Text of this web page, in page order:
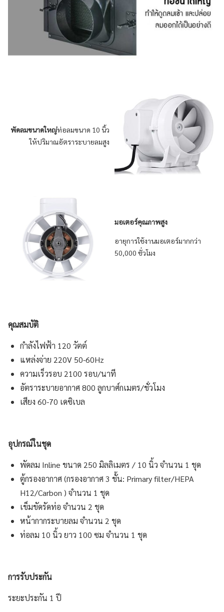
พัดลมขนาดใหญ่ท่อลมขนาด 10 นิ้ว
ให้ปริมาณอัตราระบายลมสูง
มอเตอร์คุณภาพสูง
อายุการใช้งานมอเตอร์มากกว่า
50,000 ชั่วโมง
คุณสมบัติ
กำลังไฟฟ้า 120 วัตต์
แหล่งจ่าย 220V 50-60Hz
ความเร็วรอบ 2100 รอบ/นาที
อัตราระบายอากาศ 800 ลูกบาศ์กเมตร/ชั่วโมง
เสียง 60-70 เดซิเบล
อุปกรณ์ในชุด
พัดลม Inline ขนาด 250 มิลลิเมตร / 10 นิ้ว จำนวน 1 ชุด
ตู้กรองอากาศ (กรองอากาศ 3 ชั้น: Primary filter/HEPA
H12/Carbon ) จำนวน 1 ชุด
เข็มขัดรัดท่อ จำนวน 2 ชุด
หน้ากากระบายลม จำนวน 2 ชุด
ท่อลม 10 นิ้ว ยาว 100 ซม จำนวน 1 ชุด
การรับประกัน
ระยะประกัน 1 ปี